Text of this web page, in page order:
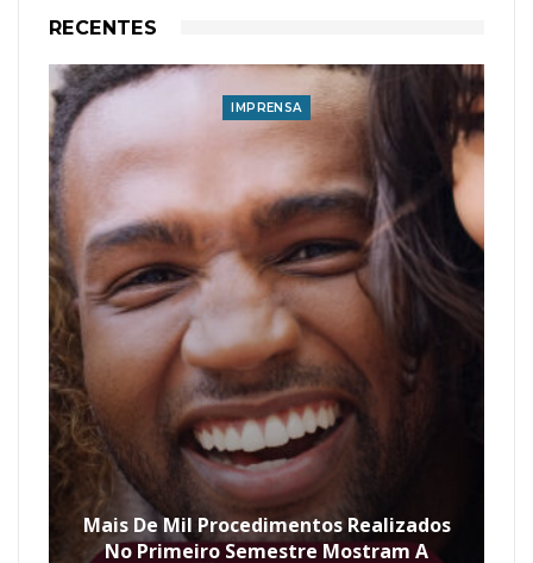
RECENTES
IMPRENSA
Mais De Mil Procedimentos Realizados
No Primeiro Semestre Mostram A